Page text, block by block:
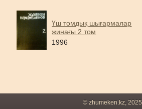
Үш томдық шығармалар
жинағы 2 том
1996
© zhumeken.kz, 2025